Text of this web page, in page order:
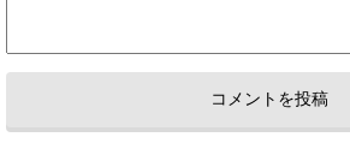
6 匿名 ( 2021年4月10日 11:14 AM ) ID:NDgyZTY3Mm